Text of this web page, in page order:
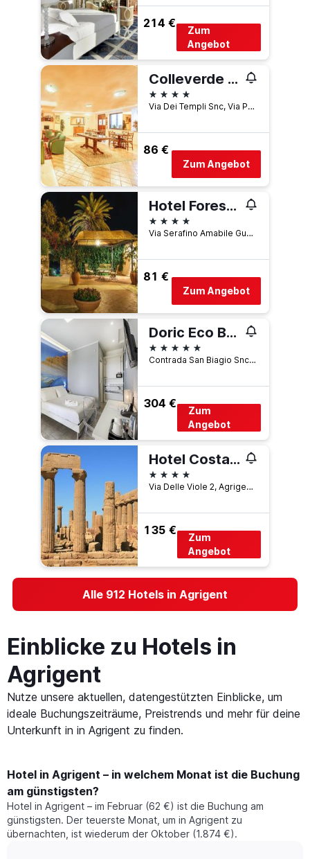
214 €
Zum
Angebot
Colleverde Park Hotel
4 Sterne
Via Dei Templi Snc, Via Portulano, 1, Agrigent, Sizilien, Italien
86 €
Zum Angebot
Hotel Foresteria Baglio Della Luna
4 Sterne
Via Serafino Amabile Guastella 1, Agrigent, Sizilien, Italien
81 €
Zum Angebot
Doric Eco Boutique Resort & Spa - Sicily
5 Sterne
Contrada San Biagio Snc, Agrigent, Sizilien, Italien
304 €
Zum
Angebot
Hotel Costazzurra Museum & Spa
4 Sterne
Via Delle Viole 2, Agrigent, Sizilien, Italien
135 €
Zum
Angebot
Alle 912 Hotels in Agrigent
Einblicke zu Hotels in
Agrigent
Nutze unsere aktuellen, datengestützten Einblicke, um
ideale Buchungszeiträume, Preistrends und mehr für deine
Unterkunft in in Agrigent zu finden.
Hotel in Agrigent – in welchem Monat ist die Buchung
am günstigsten?
Hotel in Agrigent – im Februar (62 €) ist die Buchung am
günstigsten. Der teuerste Monat, um in Agrigent zu
übernachten, ist wiederum der Oktober (1.874 €).